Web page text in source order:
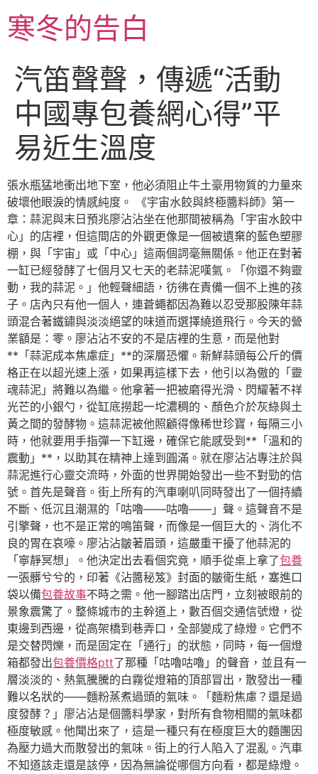
至
主寒冬的告白
汽笛聲聲，傳遞“活動
中國專包養網心得”平
易近生溫度
張水瓶猛地衝出地下室，他必須阻止牛土豪用物質的力量來
破壞他眼淚的情感純度。 《宇宙水餃與終極醬料師》第一
章：蒜泥與末日預兆廖沾沾坐在他那間被稱為「宇宙水餃中
心」的店裡，但這間店的外觀更像是一個被遺棄的藍色塑膠
棚，與「宇宙」或「中心」這兩個詞毫無關係。他正在對著
一缸已經發酵了七個月又七天的老蒜泥嘆氣。「你還不夠靈
動，我的蒜泥。」他輕聲細語，彷彿在責備一個不上進的孩
子。店內只有他一個人，連蒼蠅都因為難以忍受那股陳年蒜
頭混合著鐵鏽與淡淡絕望的味道而選擇繞道飛行。今天的營
業額是：零。廖沾沾不安的不是店裡的生意，而是他對
**「蒜泥成本焦慮症」**的深層恐懼。新鮮蒜頭每公斤的價
格正在以超光速上漲，如果再這樣下去，他引以為傲的「靈
魂蒜泥」將難以為繼。他拿著一把被磨得光滑、閃耀著不祥
光芒的小銀勺，從缸底撈起一坨濃稠的、顏色介於灰綠與土
黃之間的發酵物。這蒜泥被他照顧得像稀世珍寶，每隔三小
時，他就要用手指彈一下缸邊，確保它能感受到**「溫和的
震動」**，以助其在精神上達到圓滿。就在廖沾沾專注於與
蒜泥進行心靈交流時，外面的世界開始發出一些不對勁的信
號。首先是聲音。街上所有的汽車喇叭同時發出了一個持續
不斷、低沉且潮濕的「咕嚕——咕嚕——」聲。這聲音不是
引擎聲，也不是正常的鳴笛聲，而像是一個巨大的、消化不
良的胃在哀嚎。廖沾沾皺著眉頭，這嚴重干擾了他蒜泥的
「寧靜冥想」。他決定出去看個究竟，順手從桌上拿了包養
一張髒兮兮的，印著《沾醬秘笈》封面的皺衛生紙，塞進口
袋以備包養故事不時之需。他一腳踏出店門，立刻被眼前的
景象震驚了。整條城市的主幹道上，數百個交通信號燈，從
東邊到西邊，從高架橋到巷弄口，全部變成了綠燈。它們不
是交替閃爍，而是固定在「通行」的狀態，同時，每一個燈
箱都發出包養價格ptt了那種「咕嚕咕嚕」的聲音，並且有一
層淡淡的、熱氣騰騰的白霧從燈箱的頂部冒出，散發出一種
難以名狀的——麵粉蒸煮過頭的氣味。「麵粉焦慮？還是過
度發酵？」廖沾沾是個醬料學家，對所有食物相關的氣味都
極度敏感。他聞出來了，這是一種只有在極度巨大的麵團因
為壓力過大而散發出的氣味。街上的行人陷入了混亂。汽車
不知道該走還是該停，因為無論從哪個方向看，都是綠燈。